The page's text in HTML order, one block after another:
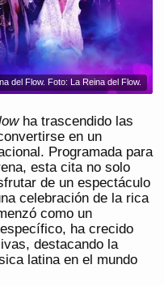
del Flow. Foto: La Reina del Flow.
ha trascendido las
en un
Programada para
esta cita no solo
de un espectáculo
celebración de la rica
como un
ha crecido
destacando la
latina en el mundo